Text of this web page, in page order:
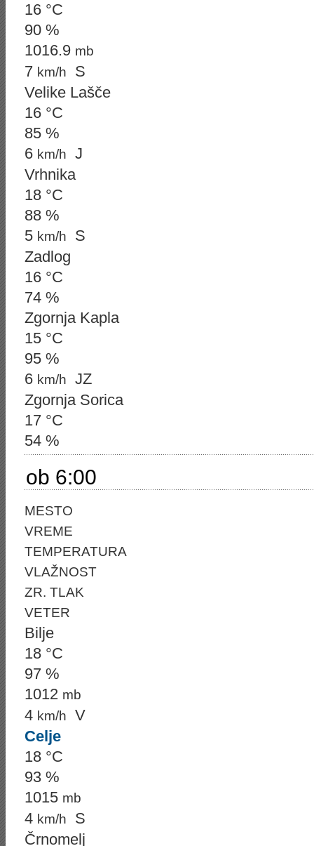
16 °C
90 %
1016.9 mb
7 km/h
S
Velike Lašče
16 °C
85 %
6 km/h
J
Vrhnika
18 °C
88 %
5 km/h
S
Zadlog
16 °C
74 %
Zgornja Kapla
15 °C
95 %
6 km/h
JZ
Zgornja Sorica
17 °C
54 %
ob 6:00
MESTO
VREME
TEMPERATURA
VLAŽNOST
ZR. TLAK
VETER
Bilje
18 °C
97 %
1012 mb
4 km/h
V
Celje
18 °C
93 %
1015 mb
4 km/h
S
Črnomelj